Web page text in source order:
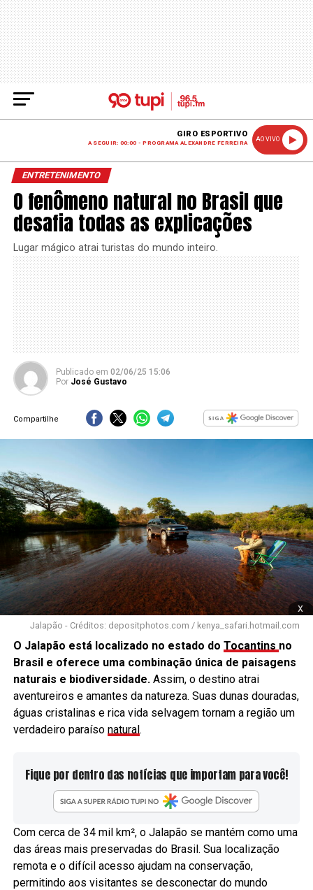
GIRO ESPORTIVO
A SEGUIR: 00:00 - PROGRAMA ALEXANDRE FERREIRA
AO VIVO
ENTRETENIMENTO
O fenômeno natural no Brasil que
desafia todas as explicações
Lugar mágico atrai turistas do mundo inteiro.
Publicado em 02/06/25 15:06
Por José Gustavo
Compartilhe
x
Jalapão - Créditos: depositphotos.com / kenya_safari.hotmail.com
O Jalapão está localizado no estado do Tocantins no
Brasil e oferece uma combinação única de paisagens
naturais e biodiversidade.Assim, o destino atrai
aventureiros e amantes da natureza. Suas dunas douradas,
águas cristalinas e rica vida selvagem tornam a região um
verdadeiro paraíso natural.
Fique por dentro das notícias que importam para você!
Com cerca de 34 mil km², o Jalapão se mantém como uma
das áreas mais preservadas do Brasil. Sua localização
remota e o difícil acesso ajudam na conservação,
permitindo aos visitantes se desconectar do mundo